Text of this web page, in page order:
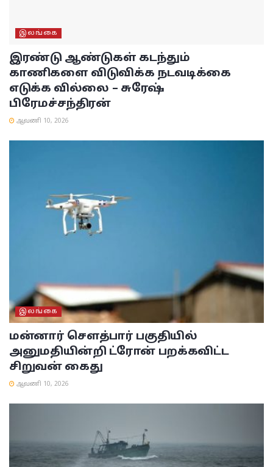
இலங்கை
இரண்டு ஆண்டுகள் கடந்தும்
காணிகளை விடுவிக்க நடவடிக்கை
எடுக்க வில்லை – சுரேஷ்
பிரேமச்சந்திரன்
ஆவணி 10, 2026
இலங்கை
மன்னார் சௌத்பார் பகுதியில்
அனுமதியின்றி ட்ரோன் பறக்கவிட்ட
சிறுவன் கைது
ஆவணி 10, 2026